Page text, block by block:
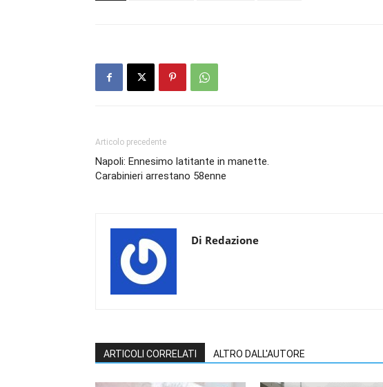
Articolo precedente
Napoli: Ennesimo latitante in manette.
Carabinieri arrestano 58enne
Di Redazione
ARTICOLI CORRELATI ALTRO DALL'AUTORE